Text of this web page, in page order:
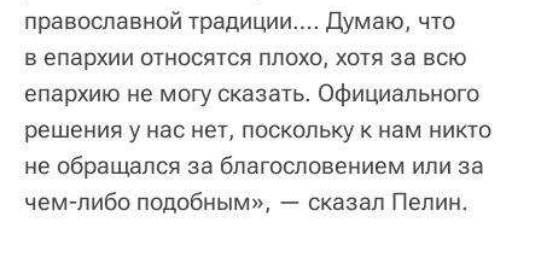
православной традиции…. Думаю, что
в епархии относятся плохо, хотя за всю
епархию не могу сказать. Официального
решения у нас нет, поскольку к нам никто
не обращался за благословением или за
чем-либо подобным», — сказал Пелин.